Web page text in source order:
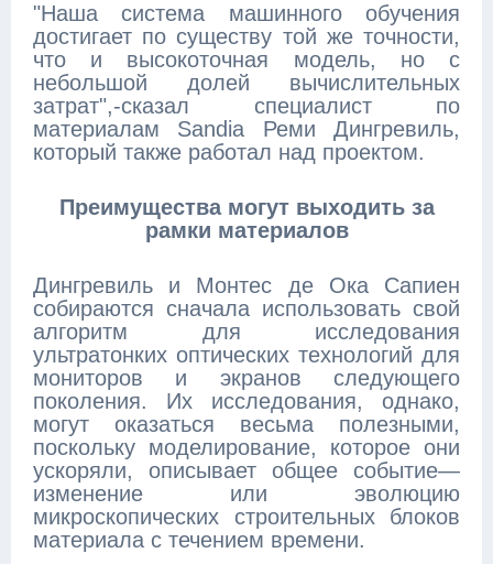
"Наша система машинного обучения
достигает по существу той же точности,
что и высокоточная модель, но с
небольшой долей вычислительных
затрат",-сказал специалист по
материалам Sandia Реми Дингревиль,
который также работал над проектом.
Преимущества могут выходить за
рамки материалов
Дингревиль и Монтес де Ока Сапиен
собираются сначала использовать свой
алгоритм для исследования
ультратонких оптических технологий для
мониторов и экранов следующего
поколения. Их исследования, однако,
могут оказаться весьма полезными,
поскольку моделирование, которое они
ускоряли, описывает общее событие—
изменение или эволюцию
микроскопических строительных блоков
материала с течением времени.